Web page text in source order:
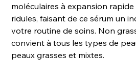
moléculaires à expansion
ridules, faisant de ce sérum un
votre routine de soins. Non
convient à tous les types de
peaux grasses et mixtes.